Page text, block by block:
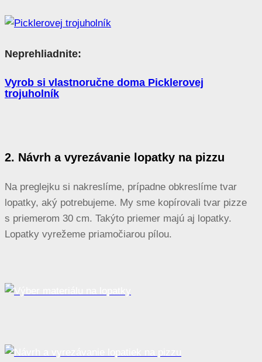
Neprehliadnite:
Vyrob si vlastnoručne doma Picklerovej
trojuholník
2. Návrh a vyrezávanie lopatky na pizzu
Na preglejku si nakreslíme, prípadne obkreslíme tvar
lopatky, aký potrebujeme. My sme kopírovali tvar pizze
s priemerom 30 cm. Takýto priemer majú aj lopatky.
Lopatky vyrežeme priamočiarou pílou.